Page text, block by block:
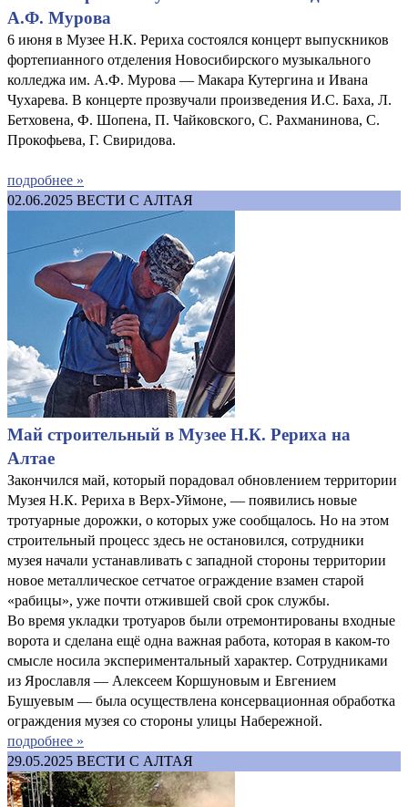
А.Ф. Мурова
6 июня в Музее Н.К. Рериха состоялся концерт выпускников
фортепианного отделения Новосибирского музыкального
колледжа им. А.Ф. Мурова — Макара Кутергина и Ивана
Чухарева. В концерте прозвучали произведения И.С. Баха, Л.
Бетховена, Ф. Шопена, П. Чайковского, С. Рахманинова, С.
Прокофьева, Г. Свиридова.
подробнее »
02.06.2025 ВЕСТИ С АЛТАЯ
Май строительный в Музее Н.К. Рериха на
Алтае
Закончился май, который порадовал обновлением территории
Музея Н.К. Рериха в Верх-Уймоне, — появились новые
тротуарные дорожки, о которых уже сообщалось. Но на этом
строительный процесс здесь не остановился, сотрудники
музея начали устанавливать с западной стороны территории
новое металлическое сетчатое ограждение взамен старой
«рабицы», уже почти отжившей свой срок службы.
Во время укладки тротуаров были отремонтированы входные
ворота и сделана ещё одна важная работа, которая в каком-то
смысле носила экспериментальный характер. Сотрудниками
из Ярославля — Алексеем Коршуновым и Евгением
Бушуевым — была осуществлена консервационная обработка
ограждения музея со стороны улицы Набережной.
подробнее »
29.05.2025 ВЕСТИ С АЛТАЯ